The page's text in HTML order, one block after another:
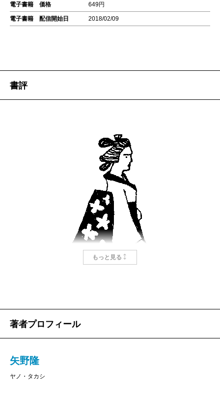
電子書籍 価格 649円
電子書籍 配信開始日 2018/02/09
書評
もっと見る
著者プロフィール
矢野隆
ヤノ・タカシ